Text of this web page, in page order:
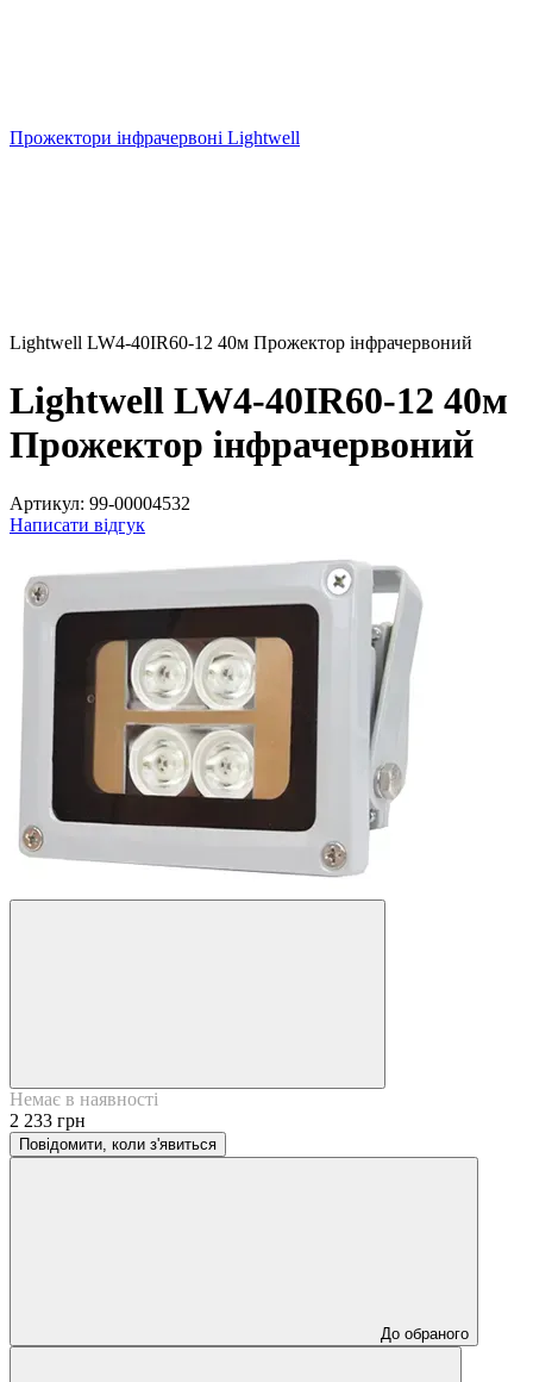
Прожектори інфрачервоні Lightwell
Lightwell LW4-40IR60-12 40м Прожектор інфрачервоний
Lightwell LW4-40IR60-12 40м
Прожектор інфрачервоний
Артикул: 99-00004532
Написати відгук
Немає в наявності
2 233 грн
Повідомити, коли з'явиться
До обраного